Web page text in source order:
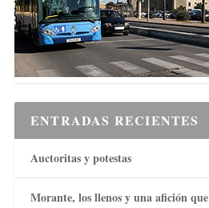
ENTRADAS RECIENTES
Auctoritas y potestas
Morante, los llenos y una afición